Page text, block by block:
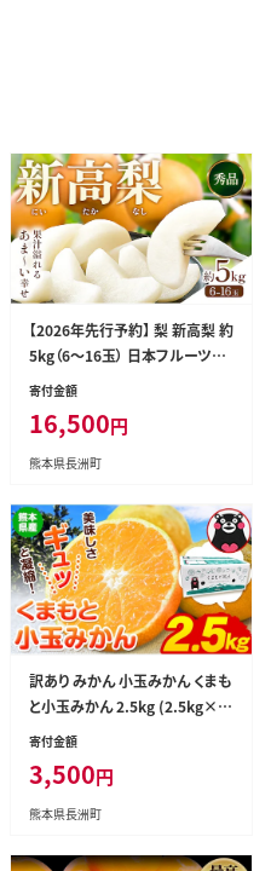
【2026年先行予約】 梨 新高梨 約
5kg（6～16玉） 日本フルーツ株
式会社《9月上旬-10月上旬頃出
物 フルーツ スイーツ デザート
ギフト ご贈答---sn_nfntn_ad9
寄付金額
16,500円
熊本県長洲町
訳あり みかん 小玉みかん くまも
と小玉みかん 2.5kg (2.5kg×1
箱) 秋 旬 不揃い 傷 ご家庭用 SD
サイズ フルーツ 旬 柑橘 長洲町
温州みかん《9月下旬-12月下旬
r8_3500_25k---
寄付金額
3,500円
熊本県長洲町